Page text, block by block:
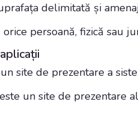
delimitată și
orice persoană, fizică sau
site de prezentare a
este un site de prezentare